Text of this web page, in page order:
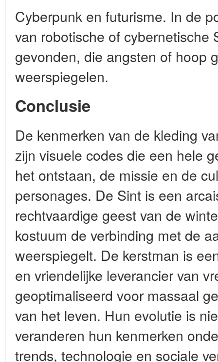
Cyberpunk en futurisme. In de
van robotische of cybernetische
gevonden, die angsten of hoop
weerspiegelen.
Conclusie
De kenmerken van de kleding
zijn visuele codes die een hele
het ontstaan, de missie en de
personages. De Sint is een
rechtvaardige geest van de
kostuum de verbinding met de
weerspiegelt. De kerstman is
en vriendelijke leverancier van
geoptimaliseerd voor massaal
van het leven. Hun evolutie is
veranderen hun kenmerken
trends, technologie en sociale